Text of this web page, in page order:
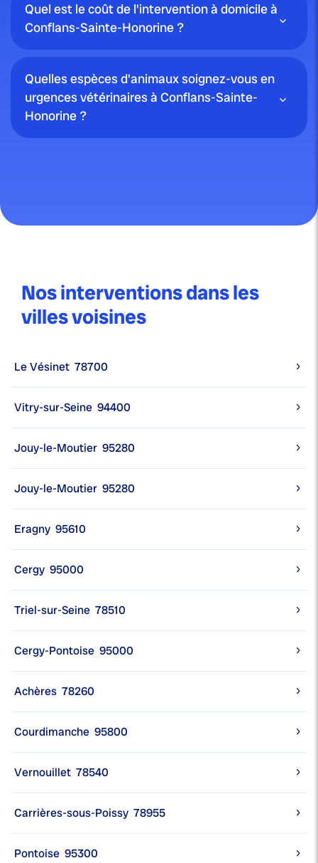
Quel est le coût de l'intervention à domicile à
Conflans-Sainte-Honorine ?
Quelles espèces d'animaux soignez-vous en
urgences vétérinaires à Conflans-Sainte-
Honorine ?
Nos interventions dans les
villes voisines
Le Vésinet 78700
Vitry-sur-Seine 94400
Jouy-le-Moutier 95280
Jouy-le-Moutier 95280
Eragny 95610
Cergy 95000
Triel-sur-Seine 78510
Cergy-Pontoise 95000
Achères 78260
Courdimanche 95800
Vernouillet 78540
Carrières-sous-Poissy 78955
Pontoise 95300